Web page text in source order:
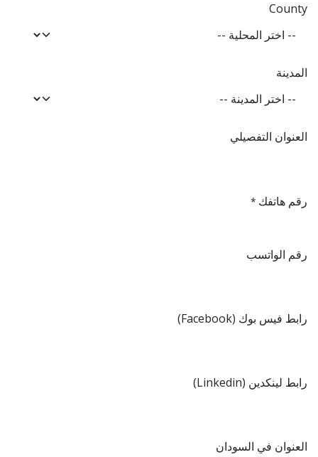
County
المدينة
العنوان التفصيلي
رقم هاتفك *
رقم الواتسب
رابط فيس بوك (Facebook)
رابط لينكدين (Linkedin)
العنوان في السودان